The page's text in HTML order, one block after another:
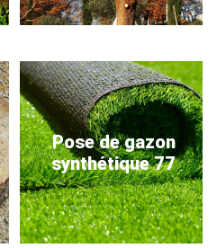
Pose de gazon
synthétique 77